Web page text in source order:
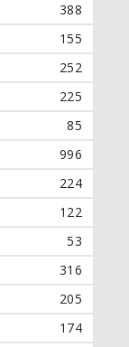
388
155
252
225
85
996
224
122
53
316
205
174